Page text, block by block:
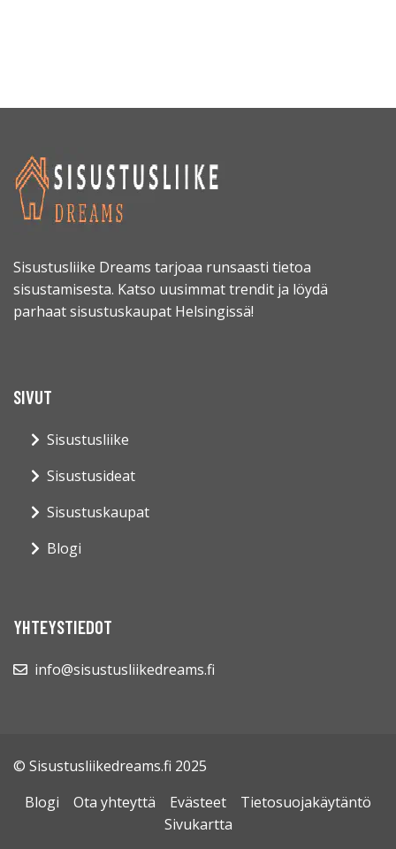
Sisustusliike Dreams tarjoaa runsaasti tietoa
sisustamisesta. Katso uusimmat trendit ja löydä
parhaat sisustuskaupat Helsingissä!
SIVUT
Sisustusliike
Sisustusideat
Sisustuskaupat
Blogi
YHTEYSTIEDOT
info@sisustusliikedreams.fi
© Sisustusliikedreams.fi 2025
Blogi
Ota yhteyttä Evästeet
Tietosuojakäytäntö
Sivukartta